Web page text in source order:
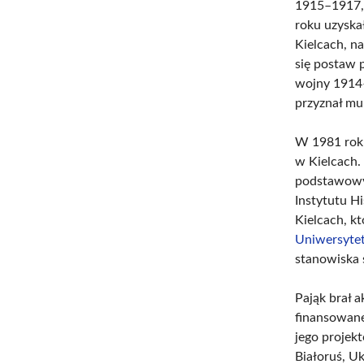
roku
Kielcach,
się postaw
wojny
przyznał
W 1981
w Kielcach.
Instytutu
Kielcach,
stanowiska
Pająk brał
jego
Białoruś,